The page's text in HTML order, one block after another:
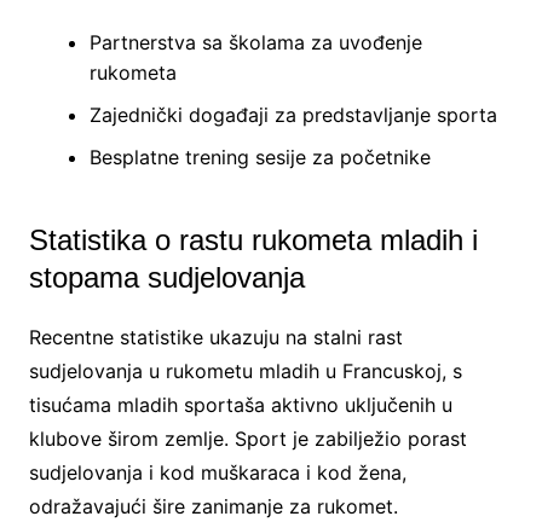
Partnerstva sa školama za uvođenje
rukometa
Zajednički događaji za predstavljanje sporta
Besplatne trening sesije za početnike
Statistika o rastu rukometa mladih i
stopama sudjelovanja
Recentne statistike ukazuju na stalni rast
sudjelovanja u rukometu mladih u Francuskoj, s
tisućama mladih sportaša aktivno uključenih u
klubove širom zemlje. Sport je zabilježio porast
sudjelovanja i kod muškaraca i kod žena,
odražavajući šire zanimanje za rukomet.